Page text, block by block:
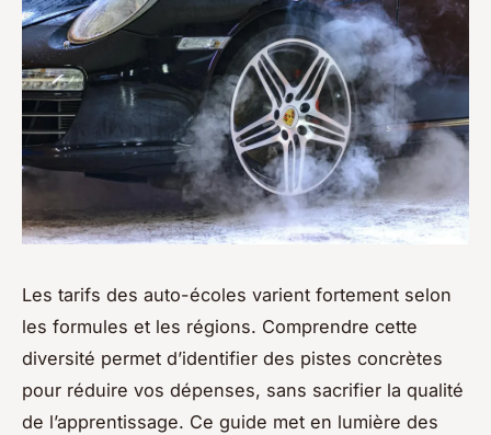
Les tarifs des auto-écoles varient fortement selon
les formules et les régions. Comprendre cette
diversité permet d’identifier des pistes concrètes
pour réduire vos dépenses, sans sacrifier la qualité
de l’apprentissage. Ce guide met en lumière des